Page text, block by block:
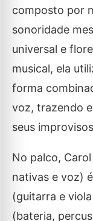
composto por
sonoridade
universal e
musical, ela
forma
voz, trazendo
seus
No palco,
nativas e voz)
(guitarra e
(bateria,